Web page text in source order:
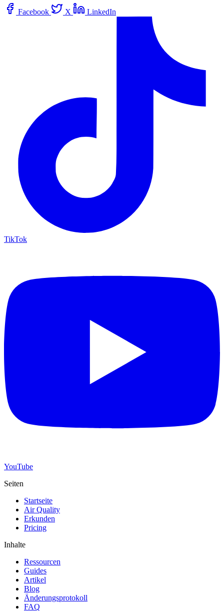
Facebook X LinkedIn
TikTok
YouTube
Seiten
Startseite
Air Quality
Erkunden
Pricing
Inhalte
Ressourcen
Guides
Artikel
Blog
Änderungsprotokoll
FAQ